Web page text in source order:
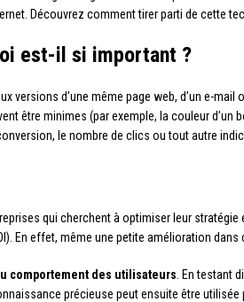
Découvrez comment tirer parti de cette
est-il si important ?
versions d’une même page web, d’un e-mail
être minimes (par exemple, la couleur
le nombre de clics ou tout autre
qui cherchent à optimiser leur stratégie
En effet, même une petite amélioration
comportement des utilisateurs . En testant
précieuse peut ensuite être